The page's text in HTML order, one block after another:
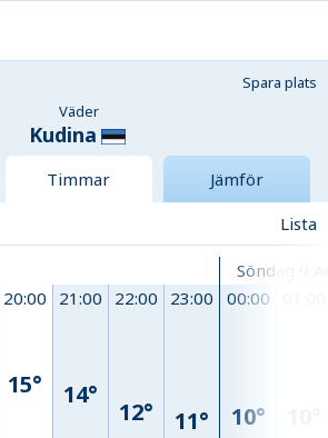
Spara plats
Väder
Kudina
Timmar
Jämför
Lista
20:00
15°
21:00
14°
22:00
12°
23:00
11°
Söndag 9
00:00
10°